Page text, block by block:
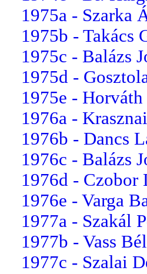
1975a - Szarka
1975b - Takács
1975c - Balázs
1975d -
1975e -
1976a -
1976b - Dancs
1976c - Balázs
1976d - Czobor
1976e - Varga
1977a - Szakál
1977b - Vass
1977c - Szalai